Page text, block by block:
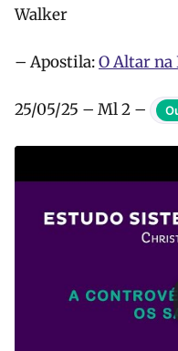
Walker
– Apostila:O Altar na
25/05/25 – Ml 2 –